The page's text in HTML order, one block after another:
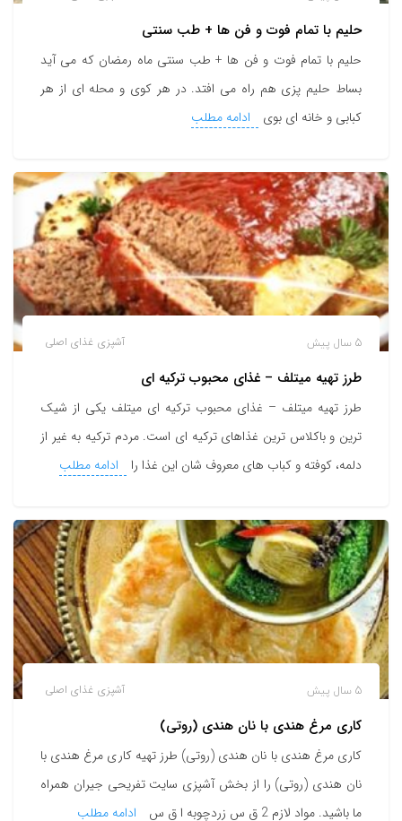
حلیم با تمام فوت و فن ها + طب سنتی
حلیم با تمام فوت و فن ها + طب سنتی ماه رمضان که می آید
بساط حلیم پزی هم راه می افتد. در هر کوی و محله ای از هر
کبابی و خانه ای بوی
ادامه مطلب
آشپزی غذای اصلی 5 سال پیش
طرز تهیه میتلف – غذای محبوب ترکیه ای
طرز تهیه میتلف – غذای محبوب ترکیه ای میتلف یکی از شیک
ترین و باکلاس ترین غذاهای ترکیه ای است. مردم ترکیه به غیر از
دلمه، کوفته و کباب های معروف شان این غذا را
ادامه مطلب
آشپزی غذای اصلی 5 سال پیش
کاری مرغ هندی با نان هندی (روتی)
کاری مرغ هندی با نان هندی (روتی) طرز تهیه کاری مرغ هندی با
نان هندی (روتی) را از بخش آشپزی سایت تفریحی جیران همراه
ما باشید. مواد لازم 2 ق س زردچوبه ا ق س
ادامه مطلب